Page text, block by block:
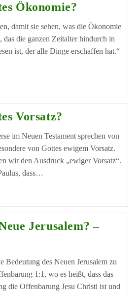
Ökonomie?
damit sie sehen, was die Ökonomie
das die ganzen Zeitalter hindurch in
ist, der alle Dinge erschaffen hat.“
Vorsatz?
im Neuen Testament sprechen von
von Gottes ewigem Vorsatz.
wir den Ausdruck „ewiger Vorsatz“.
dass…
Jerusalem? –
Bedeutung des Neuen Jerusalem zu
1:1, wo es heißt, dass das
die Offenbarung Jesu Christi ist und